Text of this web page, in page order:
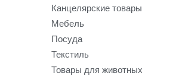
Канцелярские товары
Мебель
Посуда
Текстиль
Товары для животных